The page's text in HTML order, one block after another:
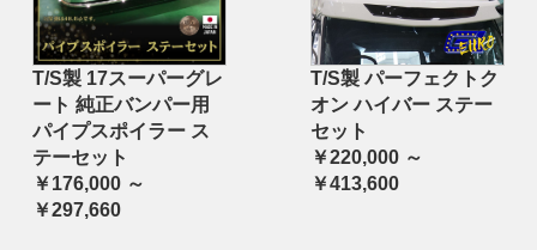
T/S製 17スーパーグレ
ート 純正バンパー用
パイプスポイラー ス
テーセット
￥176,000 ～
￥297,660
T/S製 パーフェクトク
オン ハイバー ステー
セット
￥220,000 ～
￥413,600